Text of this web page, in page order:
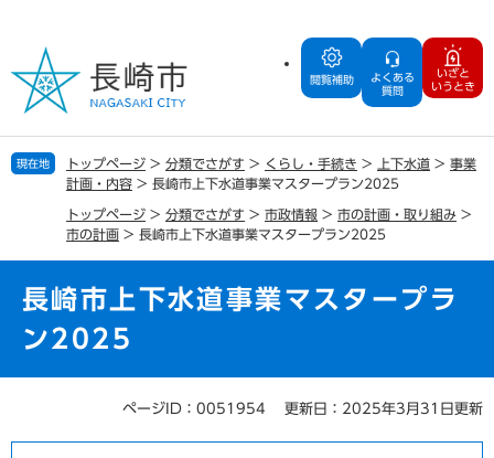
の
で
す
ー
ば
し
閲覧補助
よくある
質問
いざと
いうとき
現在地 トップページ > 分類でさがす > くらし・手続き > 上下水道 > 事業
計画・内容 > 長崎市上下水道事業マスタープラン2025
トップページ > 分類でさがす > 市政情報 > 市の計画・取り組み >
市の計画 > 長崎市上下水道事業マスタープラン2025
長崎市上下水道事業マスタープラ
ン2025
ページID：0051954 更新日：2025年3月31日更新